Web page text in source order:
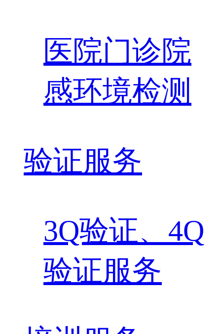
医院门诊院
感环境检测
验证服务
3Q验证、4Q
验证服务